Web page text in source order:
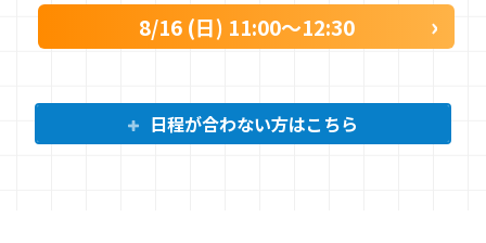
8/16 (日) 11:00〜12:30
日程が合わない方はこちら